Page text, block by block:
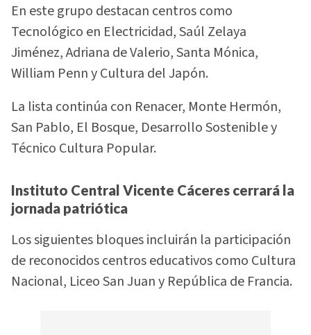
En este grupo destacan centros como
Tecnológico en Electricidad, Saúl Zelaya
Jiménez, Adriana de Valerio, Santa Mónica,
William Penn y Cultura del Japón.
La lista continúa con Renacer, Monte Hermón,
San Pablo, El Bosque, Desarrollo Sostenible y
Técnico Cultura Popular.
Instituto Central Vicente Cáceres cerrará la
jornada patriótica
Los siguientes bloques incluirán la participación
de reconocidos centros educativos como Cultura
Nacional, Liceo San Juan y República de Francia.